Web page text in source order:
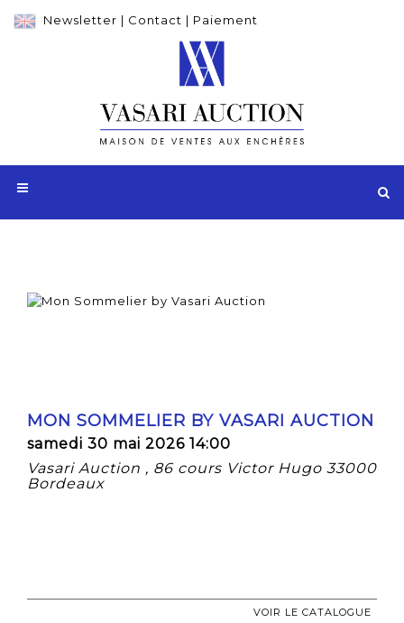
Newsletter | Contact | Paiement
MON SOMMELIER BY VASARI AUCTION
samedi 30 mai 2026 14:00
Vasari Auction , 86 cours Victor Hugo 33000
Bordeaux
VOIR LE CATALOGUE